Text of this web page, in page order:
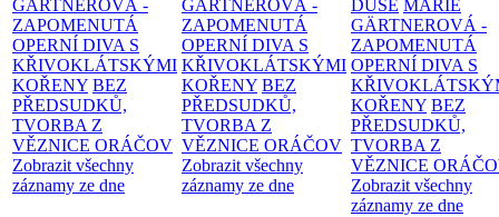
GÄRTNEROVÁ -
ZAPOMENUTÁ
OPERNÍ DIVA S
KŘIVOKLÁTSKÝMI
KOŘENY BEZ
PŘEDSUDKŮ,
TVORBA Z
VĚZNICE ORÁČOV
Zobrazit všechny
záznamy ze dne
GÄRTNEROVÁ -
ZAPOMENUTÁ
OPERNÍ DIVA S
KŘIVOKLÁTSKÝMI
KOŘENY BEZ
PŘEDSUDKŮ,
TVORBA Z
VĚZNICE ORÁČOV
Zobrazit všechny
záznamy ze dne
DUŠE MARIE
GÄRTNEROVÁ -
ZAPOMENUTÁ
OPERNÍ DIVA S
KOŘENY BEZ
PŘEDSUDKŮ,
TVORBA Z
VĚZNICE
Zobrazit všechny
záznamy ze dne